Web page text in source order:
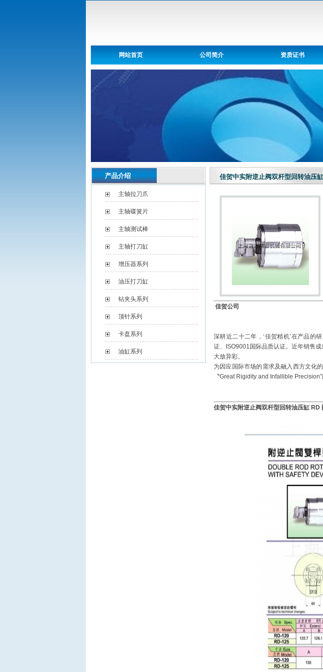
网站首页 公司简介 资质证书
佳贺中实附逆止阀双杆型回转油压
佳贺公司
深耕近二十二年，‘佳贺精机’在产品的
证、ISO9001国际品质认证。近年销售
大放异彩。
为因应国际市场的需求及融入西方文化
〝Great Rigidity and Infallible
佳贺中实附逆止阀双杆型回转油压缸 RD
产品介绍
主轴拉刀爪
主轴碟簧片
主轴测试棒
主轴打刀缸
增压器系列
油压打刀缸
钻夹头系列
顶针系列
卡盘系列
油缸系列